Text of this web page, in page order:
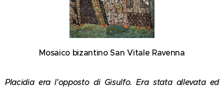
Mosaico bizantino San Vitale Ravenna
Placidia era l'opposto di Gisulfo. Era stata allevata ed